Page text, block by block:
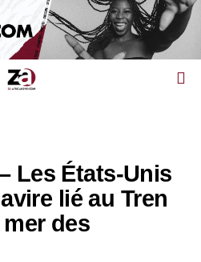
Les États-Unis
lié au Tren
des